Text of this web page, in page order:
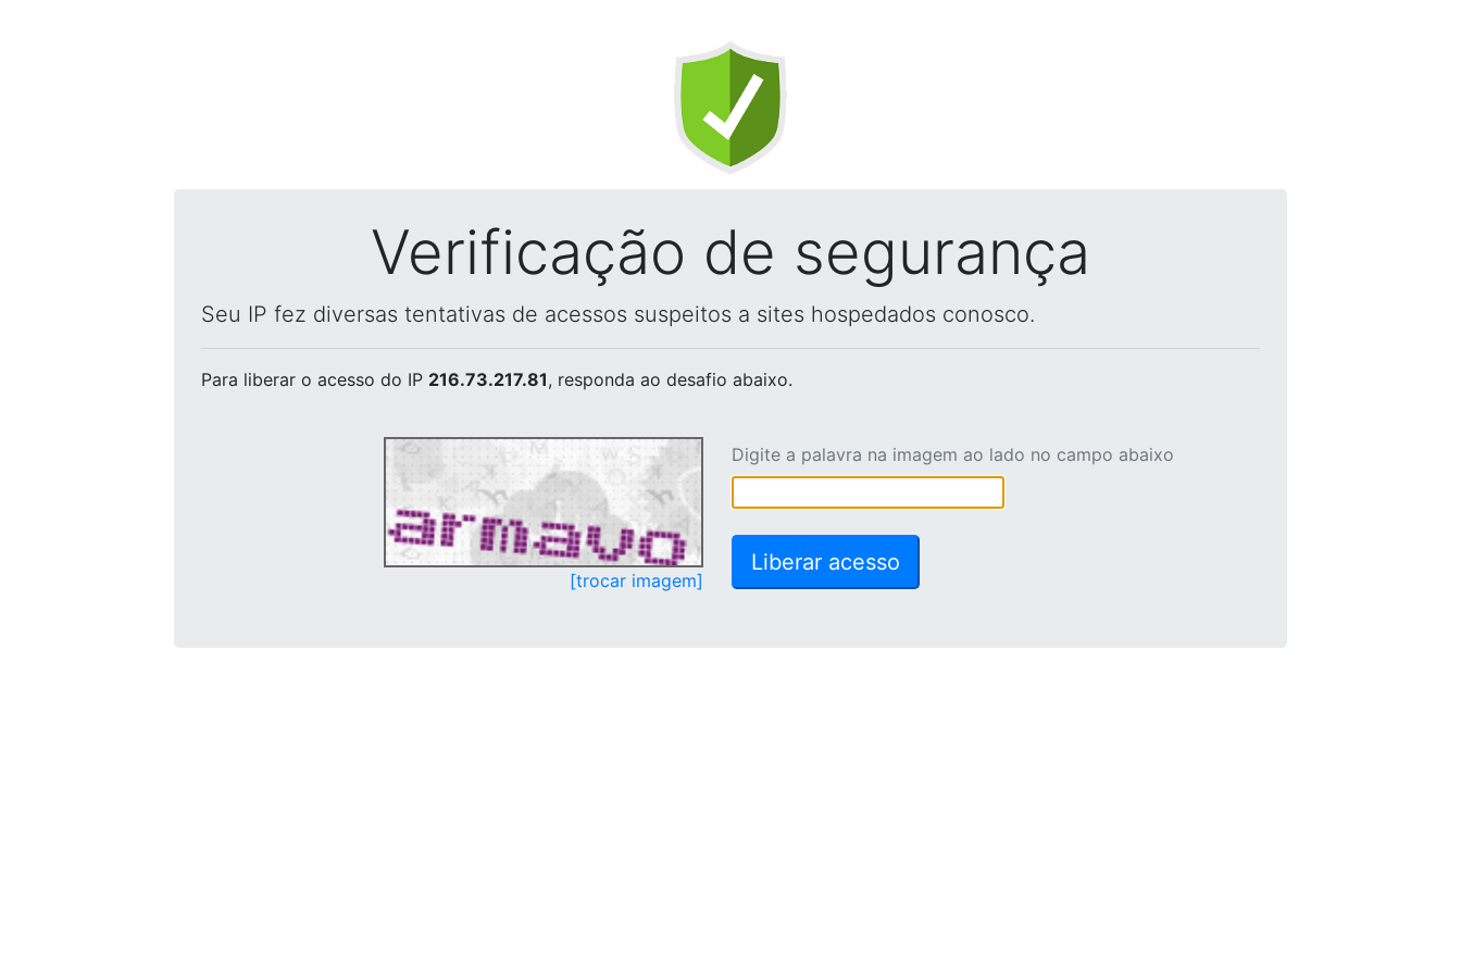
Verificação de segurança
Seu IP fez diversas tentativas de acessos suspeitos a sites hospedados conosco.
Para liberar o acesso do IP 216.73.217.81, responda ao desafio abaixo.
[trocar imagem]
Digite a palavra na imagem ao lado no campo abaixo